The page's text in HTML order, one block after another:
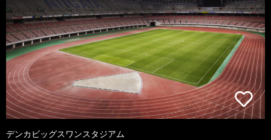
デンカビッグスワンスタジアム